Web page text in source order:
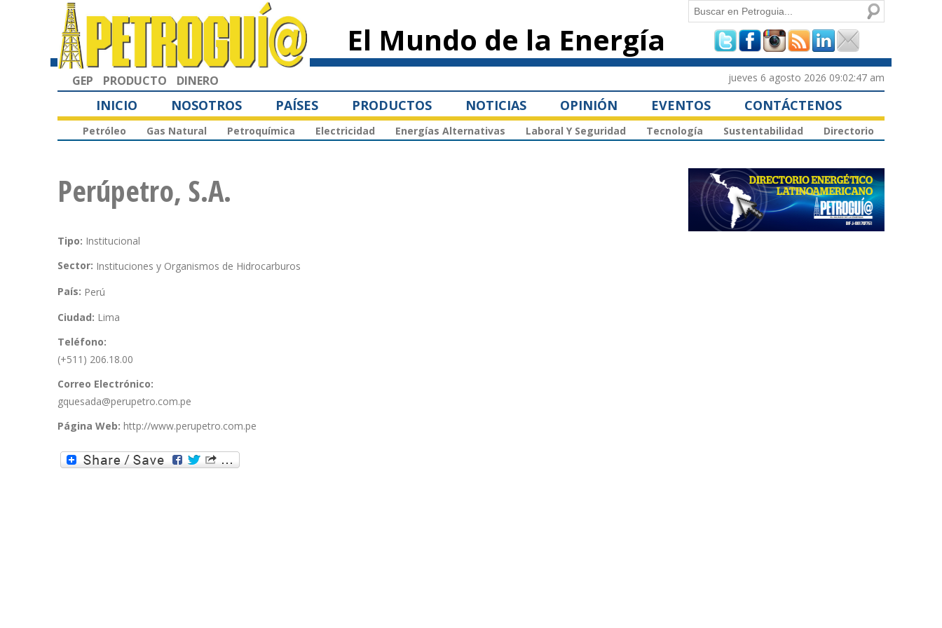
principal
El Mundo de la Energía
Formulario de
búsqueda
Buscar
GEP PRODUCTO DINERO jueves 6 agosto 2026 09:02:47 am
INICIO NOSOTROS PAÍSES PRODUCTOS NOTICIAS OPINIÓN EVENTOS CONTÁCTENOS
Petróleo Gas Natural Petroquímica Electricidad Energías Alternativas Laboral Y Seguridad Tecnología Sustentabilidad Directorio
Perúpetro, S.A.
Tipo: Institucional
Sector: Instituciones y Organismos de Hidrocarburos
País: Perú
Ciudad: Lima
Teléfono:
(+511) 206.18.00
Correo Electrónico:
gquesada@perupetro.com.pe
Página Web: http://www.perupetro.com.pe